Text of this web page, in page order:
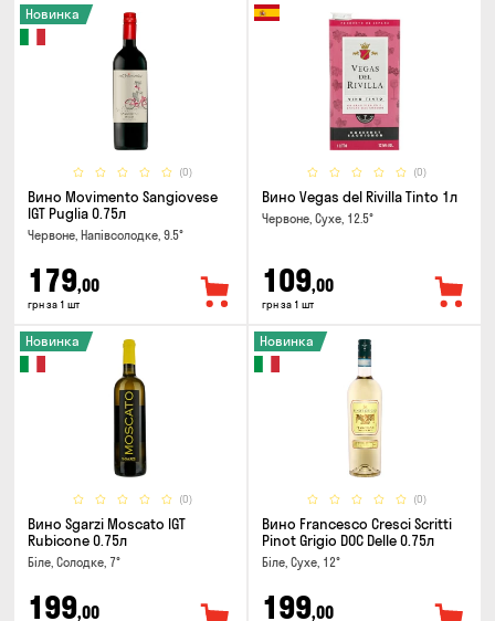
(0)
Новинка
Вино Movimento Sangiovese
IGT Puglia 0.75л
Червоне, Напівсолодке, 9.5°
179,00
грн за 1 шт
(0)
Вино Vegas del Rivilla Tinto 1л
Червоне, Сухе, 12.5°
109,00
грн за 1 шт
(0)
Новинка
Вино Sgarzi Moscato IGT
Rubicone 0.75л
Біле, Солодке, 7°
199,00
(0)
Новинка
Вино Francesco Cresci Scritti
Pinot Grigio DOC Delle 0.75л
Біле, Сухе, 12°
199,00